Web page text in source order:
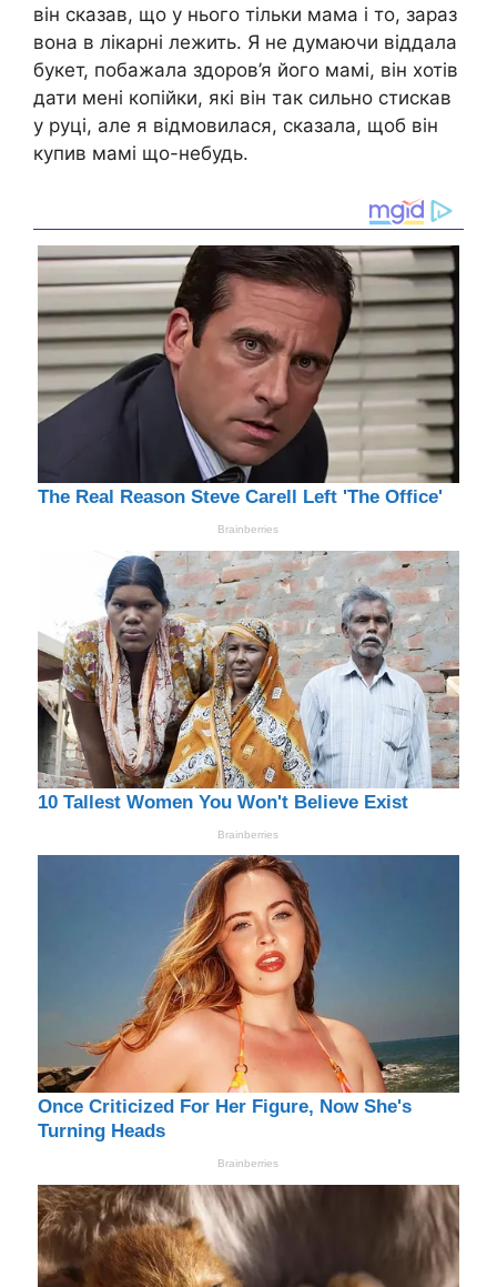
він сказав, що у нього тільки мама і то, зараз
вона в лікарні лежить. Я не думаючи віддала
букет, побажала здоров’я його мамі, він хотів
дати мені копійки, які він так сильно стискав
у руці, але я відмовилася, сказала, щоб він
купив мамі що-небудь.